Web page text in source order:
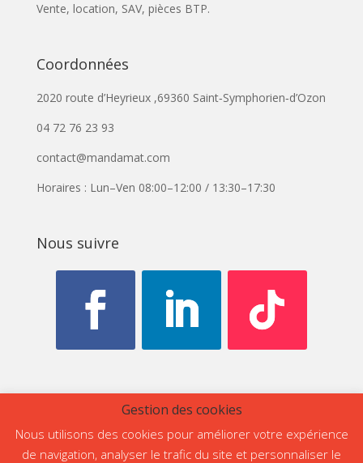
Vente, location, SAV, pièces BTP.
Coordonnées
2020 route d’Heyrieux ,69360 Saint‑Symphorien‑d’Ozon
04 72 76 23 93
contact@mandamat.com
Horaires : Lun–Ven 08:00–12:00 / 13:30–17:30
Nous suivre
Accueil Matériels Accessoires
Atelier
Gestion des cookies
Nous utilisons des cookies pour améliorer votre expérience
de navigation, analyser le trafic du site et personnaliser le